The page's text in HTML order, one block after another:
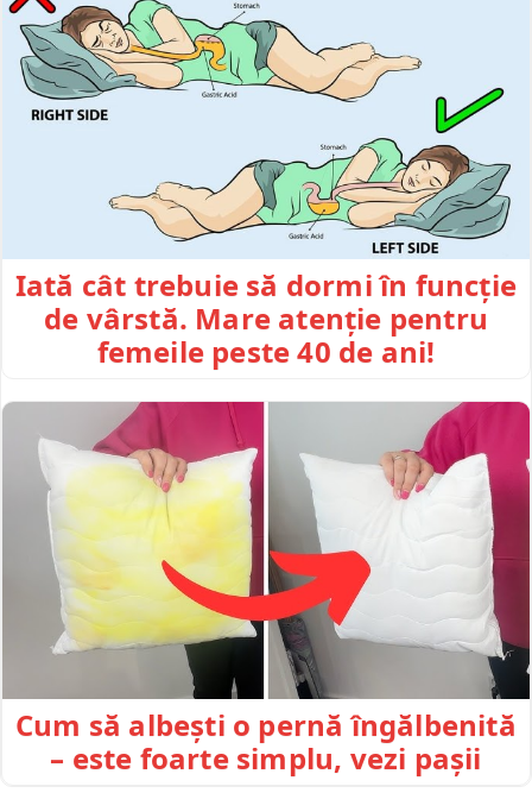
Iată cât trebuie să dormi în funcție
de vârstă. Mare atenție pentru
femeile peste 40 de ani!
Cum să albești o pernă îngălbenită
– este foarte simplu, vezi pașii